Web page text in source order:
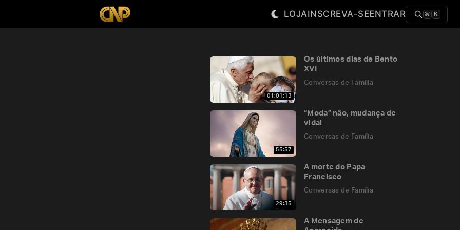
LOJAINSCREVA-SEENTRAR ⌘ K
01:01:13
Os últimos dias de Bento
XVI
Conversas de Família
55:57
“Moda” não, mudança de
vida!
Conversas de Família
29:35
A morte do Papa
Francisco
Conversas de Família
A Mensagem de